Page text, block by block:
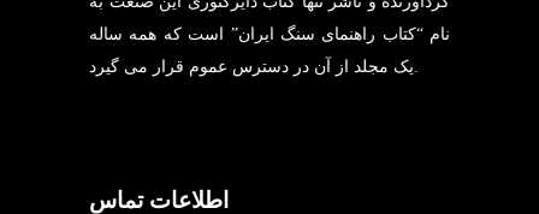
نام “کتاب راهنمای سنگ ایران” است که همه ساله
یک مجلد از آن در دسترس عموم قرار می گیرد.
اطلاعات تماس